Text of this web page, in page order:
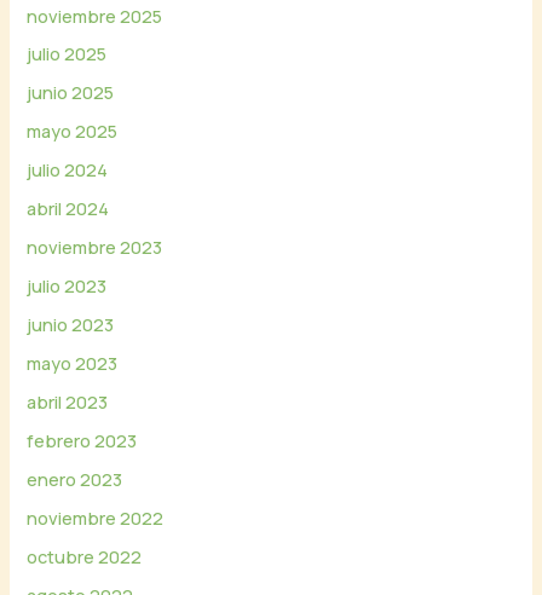
noviembre 2025
julio 2025
junio 2025
mayo 2025
julio 2024
abril 2024
noviembre 2023
julio 2023
junio 2023
mayo 2023
abril 2023
febrero 2023
enero 2023
noviembre 2022
octubre 2022